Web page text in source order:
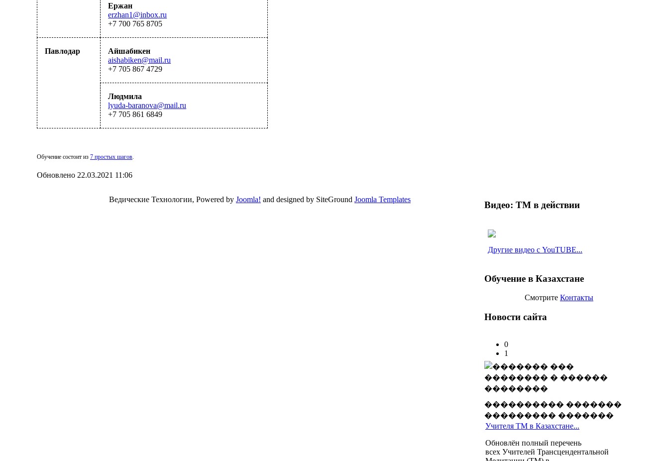
Ержан
erzhan1@inbox.ru
+7 700 765 8705
Павлодар
Айшабикен
aishabiken@mail.ru
+7 705 867 4729
Людмила
lyuda-baranova@mail.ru
+7 705 861 6849
Обучение состоит из 7 простых шагов.
Обновлено 22.03.2021 11:06
Видео: ТМ в действии
Другие видео с YouTUBE...
Обучение в Казахстане
Смотрите Контакты
Новости сайта
0
1
���������� �������
��������� �������
Учителя ТМ в Казахстане...
Обновлён полный перечень
всех Учителей Трансцендентальной
Ведические Технологии, Powered by Joomla! and designed by SiteGround Joomla Templates